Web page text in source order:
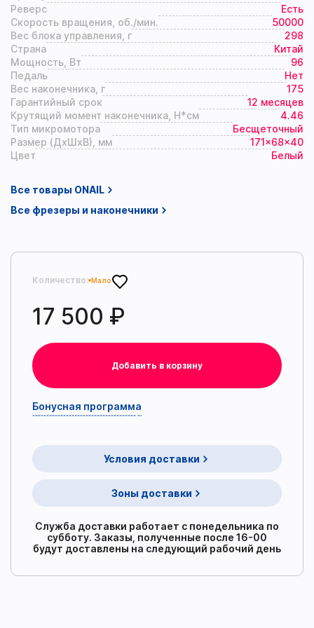
хвостовика.
Вт·ч). Заряда хватает на 1–2 полных рабочих дня.
Вес ручки-наконечника:ультралегкая эргономичная
ручка весом всего175 грамм.
Дисплей:высокочеткий цифровой HD-экран,
отображающий точные обороты, заряд батареи и
направление вращения (FWD/REV).
Реверс
Есть
Скорость вращения, об./мин.
50000
Вес блока управления, г
298
Страна
Китай
Мощность, Вт
96
Педаль
Нет
Вес наконечника, г
175
Гарантийный срок
12 месяцев
Крутящий момент наконечника, Н*см
4.46
Тип микромотора
Бесщеточный
Размер (ДхШхВ), мм
171×68×40
Цвет
Белый
Все товары ONAIL
Все фрезеры и наконечники
Количество: Мало
17 500 ₽
Добавить в корзину
Бонусная программа
Условия доставки
Зоны доставки
Служба доставки работает с понедельника по
субботу. Заказы, полученные после 16-00
будут доставлены на следующий рабочий день